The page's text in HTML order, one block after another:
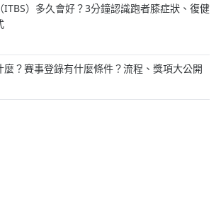
ITBS）多久會好？3分鐘認識跑者膝症狀、復健
麼？賽事登錄有什麼條件？流程、獎項大公開